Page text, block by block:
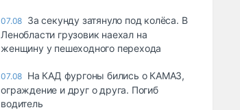
07.08 За секунду затянуло под колёса. В
Ленобласти грузовик наехал на
женщину у пешеходного перехода
07.08 На КАД фургоны бились о КАМАЗ,
ограждение и друг о друга. Погиб
водитель